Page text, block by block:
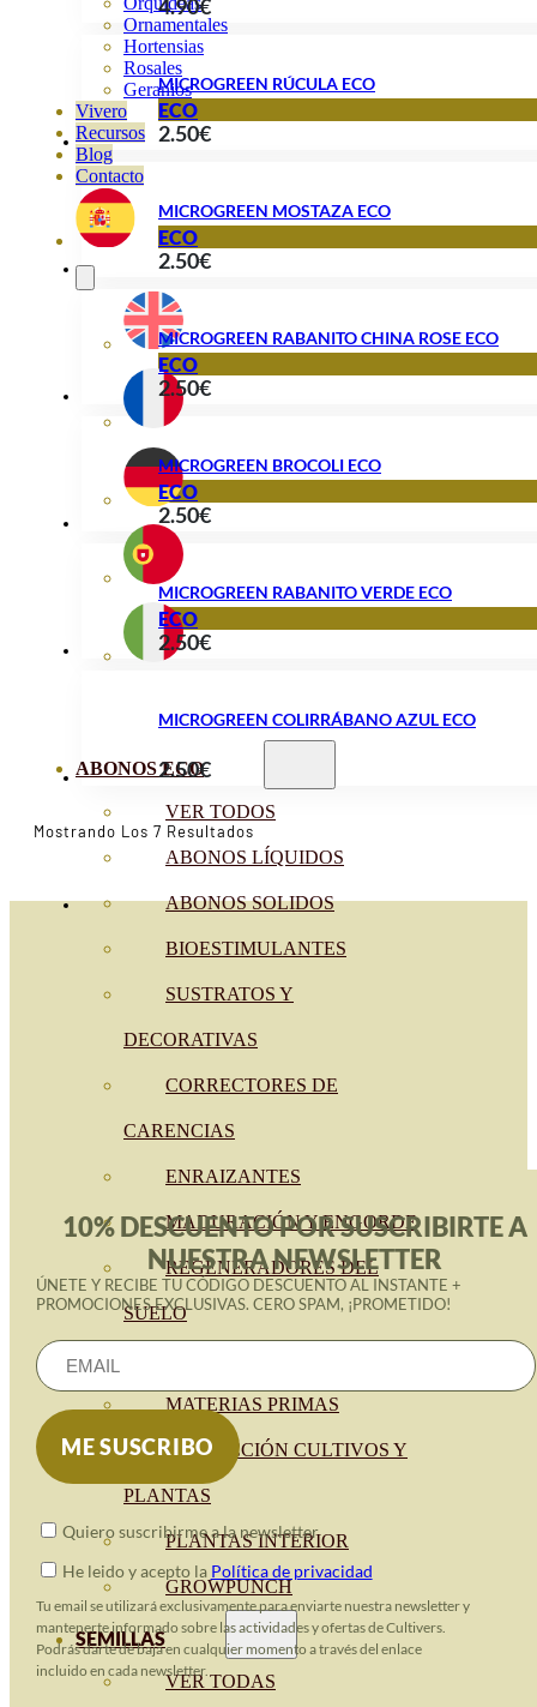
Ornamentales
Hortensias
Rosales
Geranios
Vivero
Recursos
Blog
Contacto
ABONOS ECO
VER TODOS
ABONOS LÍQUIDOS
ABONOS SOLIDOS
BIOESTIMULANTES
SUSTRATOS Y
DECORATIVAS
CORRECTORES DE
CARENCIAS
ENRAIZANTES
MADURACIÓN Y ENGORDE
REGENERADORES DEL
SUELO
MATERIAS PRIMAS
PROTECCIÓN CULTIVOS Y
PLANTAS
PLANTAS INTERIOR
GROWPUNCH
SEMILLAS
VER TODAS
4.90€
MICROGREEN RÚCULA ECO
2.50€
ECO
MICROGREEN MOSTAZA ECO
2.50€
ECO
MICROGREEN RABANITO CHINA ROSE ECO
2.50€
ECO
MICROGREEN BROCOLI ECO
2.50€
ECO
MICROGREEN RABANITO VERDE ECO
2.50€
ECO
MICROGREEN COLIRRÁBANO AZUL ECO
2.50€
Mostrando Los 7 Resultados
Por
Popularidad
10% DESCUENTO POR SUSCRIBIRTE A
NUESTRA NEWSLETTER
ÚNETE Y RECIBE TU CÓDIGO DESCUENTO AL INSTANTE +
PROMOCIONES EXCLUSIVAS. CERO SPAM, ¡PROMETIDO!
Quiero suscribirme a la newsletter
He leido y acepto la Política de privacidad
Tu email se utilizará exclusivamente para enviarte nuestra newsletter y
mantenerte informado sobre las actividades y ofertas de Cultivers.
Podrás darte de baja en cualquier momento a través del enlace
incluido en cada newsletter.